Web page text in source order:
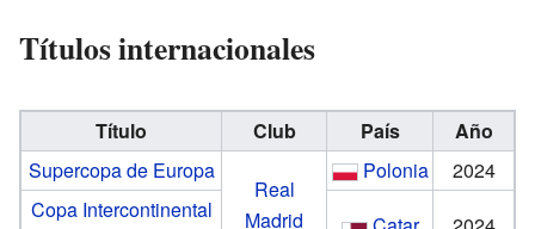
Títulos internacionales
Título Club País
Año
Supercopa de Europa
Real
Madrid
Polonia
2024
Copa Intercontinental